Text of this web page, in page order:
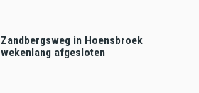
Zandbergsweg in Hoensbroek
wekenlang afgesloten